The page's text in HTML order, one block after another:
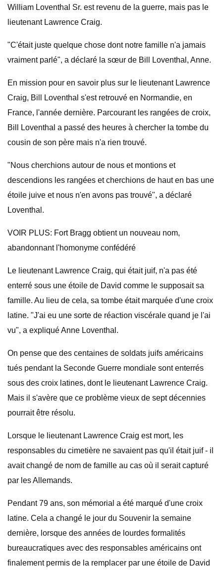
William Loventhal Sr. est revenu de la guerre, mais pas le
lieutenant Lawrence Craig.
"C'était juste quelque chose dont notre famille n'a jamais
vraiment parlé", a déclaré la sœur de Bill Loventhal, Anne.
En mission pour en savoir plus sur le lieutenant Lawrence
Craig, Bill Loventhal s'est retrouvé en Normandie, en
France, l'année dernière. Parcourant les rangées de croix,
Bill Loventhal a passé des heures à chercher la tombe du
cousin de son père mais n'a rien trouvé.
"Nous cherchions autour de nous et montions et
descendions les rangées et cherchions de haut en bas une
étoile juive et nous n'en avons pas trouvé", a déclaré
Loventhal.
VOIR PLUS: Fort Bragg obtient un nouveau nom,
abandonnant l'homonyme confédéré
Le lieutenant Lawrence Craig, qui était juif, n'a pas été
enterré sous une étoile de David comme le supposait sa
famille. Au lieu de cela, sa tombe était marquée d'une croix
latine. "J'ai eu une sorte de réaction viscérale quand je l'ai
vu", a expliqué Anne Loventhal.
On pense que des centaines de soldats juifs américains
tués pendant la Seconde Guerre mondiale sont enterrés
sous des croix latines, dont le lieutenant Lawrence Craig.
Mais il s'avère que ce problème vieux de sept décennies
pourrait être résolu.
Lorsque le lieutenant Lawrence Craig est mort, les
responsables du cimetière ne savaient pas qu'il était juif - il
avait changé de nom de famille au cas où il serait capturé
par les Allemands.
Pendant 79 ans, son mémorial a été marqué d'une croix
latine. Cela a changé le jour du Souvenir la semaine
dernière, lorsque des années de lourdes formalités
bureaucratiques avec des responsables américains ont
finalement permis de la remplacer par une étoile de David